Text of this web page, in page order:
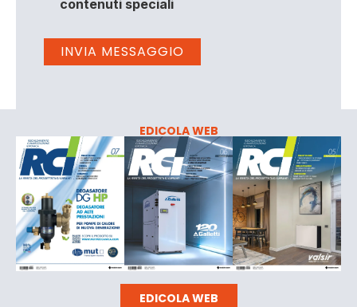
contenuti speciali
EDICOLA WEB
EDICOLA WEB